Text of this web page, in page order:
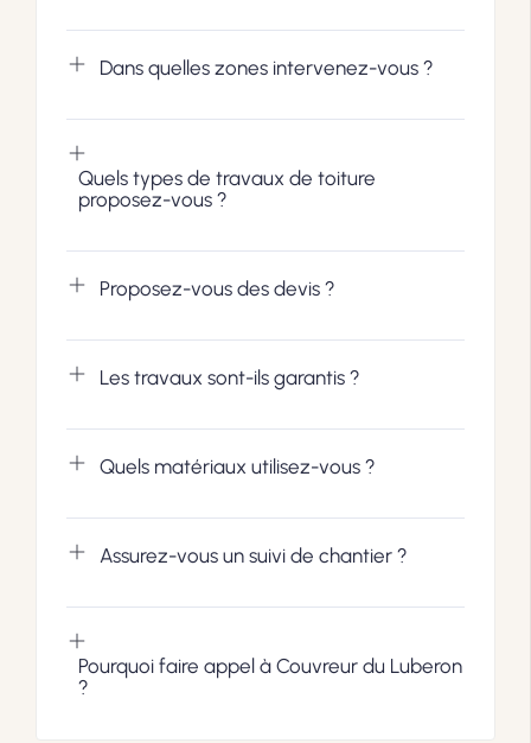
Dans quelles zones intervenez-vous ?
Quels types de travaux de toiture
proposez-vous ?
Proposez-vous des devis ?
Les travaux sont-ils garantis ?
Quels matériaux utilisez-vous ?
Assurez-vous un suivi de chantier ?
Pourquoi faire appel à Couvreur du Luberon
?